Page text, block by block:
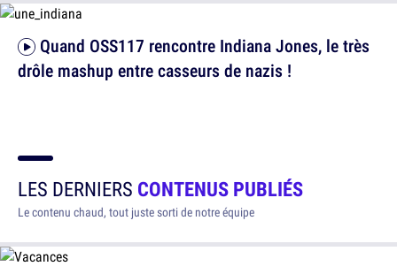
drôle mashup entre casseurs de nazis !
LES DERNIERS CONTENUS PUBLIÉS
Le contenu chaud, tout juste sorti de notre équipe